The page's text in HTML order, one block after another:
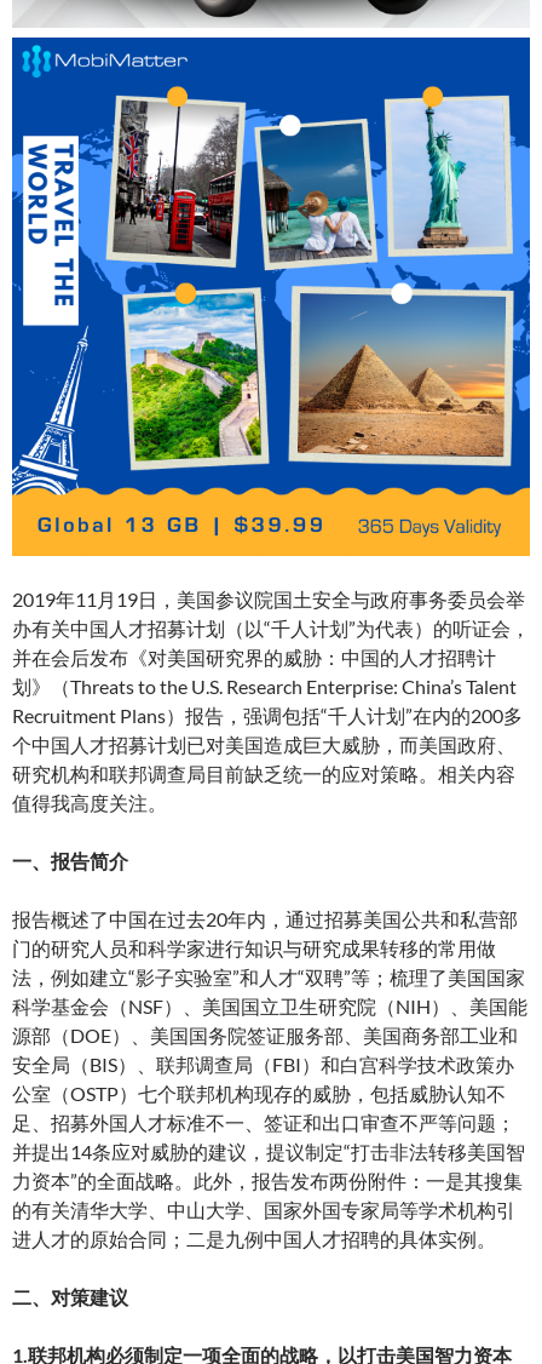
2019年11月19日，美国参议院国土安全与政府事务委员会举
办有关中国人才招募计划（以“千人计划”为代表）的听证会，
并在会后发布《对美国研究界的威胁：中国的人才招聘计
划》（Threats to the U.S. Research Enterprise: China’s Talent
Recruitment Plans）报告，强调包括“千人计划”在内的200多
个中国人才招募计划已对美国造成巨大威胁，而美国政府、
研究机构和联邦调查局目前缺乏统一的应对策略。相关内容
值得我高度关注。
一、报告简介
报告概述了中国在过去20年内，通过招募美国公共和私营部
门的研究人员和科学家进行知识与研究成果转移的常用做
法，例如建立“影子实验室”和人才“双聘”等；梳理了美国国家
科学基金会（NSF）、美国国立卫生研究院（NIH）、美国能
源部（DOE）、美国国务院签证服务部、美国商务部工业和
安全局（BIS）、联邦调查局（FBI）和白宫科学技术政策办
公室（OSTP）七个联邦机构现存的威胁，包括威胁认知不
足、招募外国人才标准不一、签证和出口审查不严等问题；
并提出14条应对威胁的建议，提议制定“打击非法转移美国智
力资本”的全面战略。此外，报告发布两份附件：一是其搜集
的有关清华大学、中山大学、国家外国专家局等学术机构引
进人才的原始合同；二是九例中国人才招聘的具体实例。
二、对策建议
1.联邦机构必须制定一项全面的战略，以打击美国智力资本